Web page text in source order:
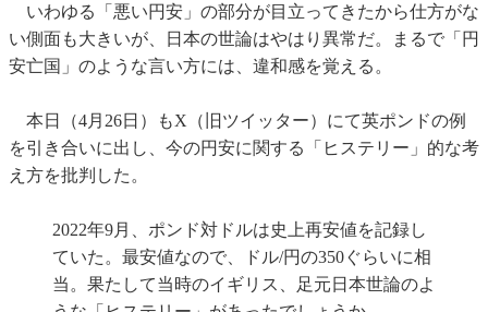
いわゆる「悪い円安」の部分が目立ってきたから仕方がな
い側面も大きいが、日本の世論はやはり異常だ。まるで「円
安亡国」のような言い方には、違和感を覚える。
本日（4月26日）もX（旧ツイッター）にて英ポンドの例
を引き合いに出し、今の円安に関する「ヒステリー」的な考
え方を批判した。
2022年9月、ポンド対ドルは史上再安値を記録し
ていた。最安値なので、ドル/円の350ぐらいに相
当。果たして当時のイギリス、足元日本世論のよ